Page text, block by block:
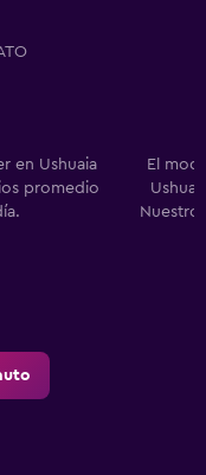
en Ushuaia
promedio
El